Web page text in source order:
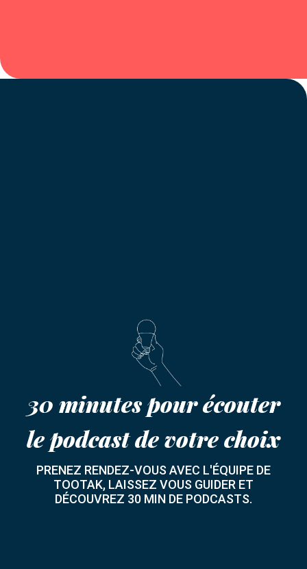
30 minutes pour écouter
le podcast de votre choix
PRENEZ RENDEZ-VOUS AVEC L'ÉQUIPE DE
TOOTAK, LAISSEZ VOUS GUIDER ET
DÉCOUVREZ 30 MIN DE PODCASTS.